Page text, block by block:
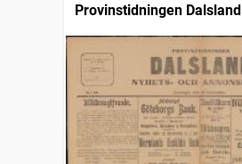
Provinstidningen Dalsland